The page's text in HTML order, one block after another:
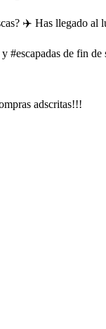
✈️ Has llegado al
#escapadas de fin
adscritas!!!